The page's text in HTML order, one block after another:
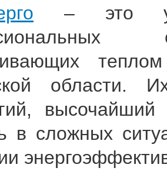
– это
области.
высочайший
в сложных